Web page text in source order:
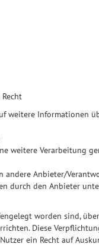
weitere Informationen
weitere Verarbeitung
Anbieter/
durch den Anbieter
worden sind,
Diese
ein Recht auf